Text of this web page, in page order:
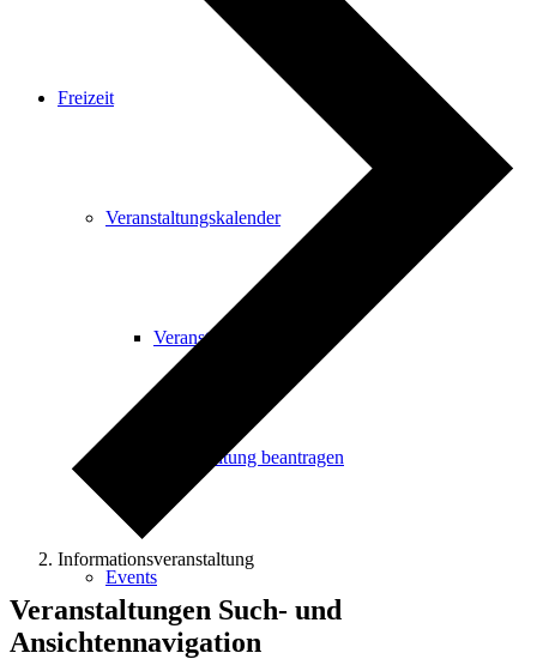
Freizeit
Veranstaltungskalender
Veranstaltungskalender
Veranstaltung beantragen
Events
Informationsveranstaltung
Veranstaltungen
Veranstaltungen Such- und
Ansichtennavigation